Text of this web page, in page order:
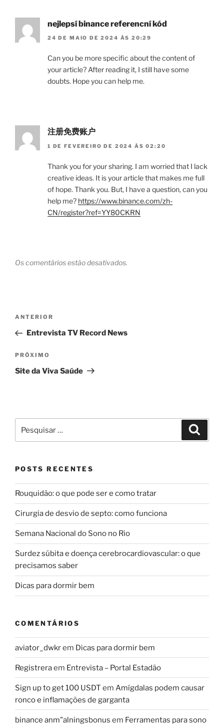
nejlepsí binance referencní kód
24 DE MAIO DE 2024 ÀS 20:29
Can you be more specific about the content of
your article? After reading it, I still have some
doubts. Hope you can help me.
注册免费账户
1 DE FEVEREIRO DE 2024 ÀS 02:20
Thank you for your sharing. I am worried that I lack
creative ideas. It is your article that makes me full
of hope. Thank you. But, I have a question, can you
help me? https://www.binance.com/zh-
CN/register?ref=YY80CKRN
Os comentários estão desativados.
Navegação
Post
Post
anterior
ANTERIOR
Entrevista TV Record News
Próximo
post
PRÓXIMO
Site da Viva Saúde
por:
POSTS RECENTES
Rouquidão: o que pode ser e como tratar
Cirurgia de desvio de septo: como funciona
Semana Nacional do Sono no Rio
Surdez súbita e doença cerebrocardiovascular: o que
precisamos saber
Dicas para dormir bem
COMENTÁRIOS
aviator_dwkrem Dicas para dormir bem
Registreraem Entrevista – Portal Estadão
Sign up to get 100 USDT em Amígdalas podem causar
ronco e inflamações de garganta
binance anm"alningsbonus em Ferramentas para sono